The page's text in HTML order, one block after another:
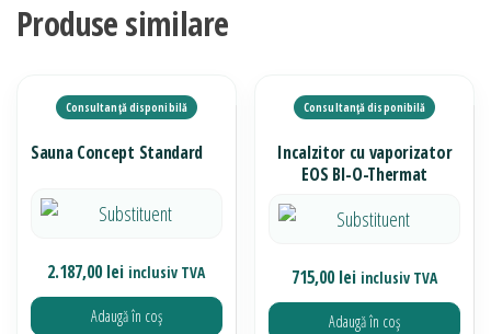
Produse similare
Sauna Concept Standard
2.187,00lei inclusiv TVA
Adaugă în coș
Incalzitor cu vaporizator
EOS BI-O-Thermat
715,00lei inclusiv TVA
Adaugă în coș